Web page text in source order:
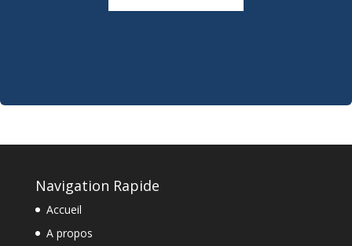
Navigation Rapide
Accueil
A propos